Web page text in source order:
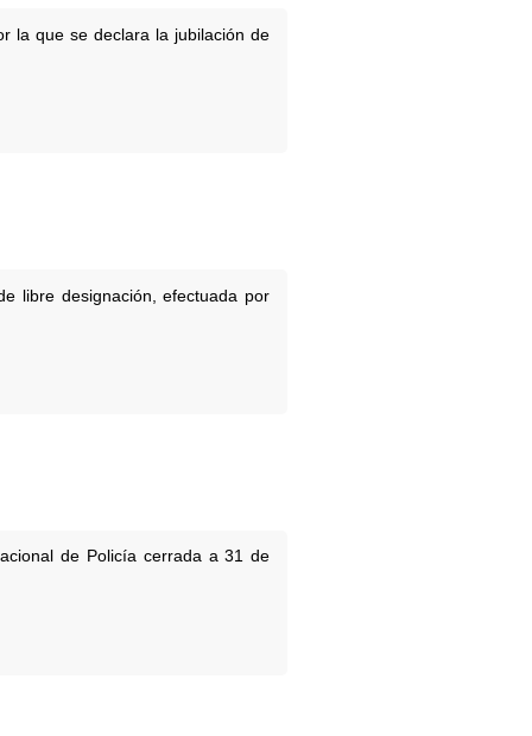
la que se declara la jubilación de
libre designación, efectuada por
de Policía cerrada a 31 de